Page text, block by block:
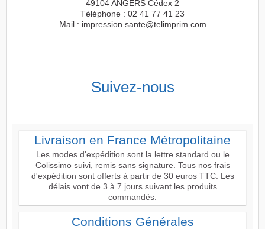
49104 ANGERS Cédex 2
Téléphone : 02 41 77 41 23
Mail : impression.sante@telimprim.com
Suivez-nous
Livraison en France Métropolitaine
Les modes d'expédition sont la lettre standard ou le
Colissimo suivi, remis sans signature. Tous nos frais
d'expédition sont offerts à partir de 30 euros TTC. Les
délais vont de 3 à 7 jours suivant les produits
commandés.
Conditions Générales